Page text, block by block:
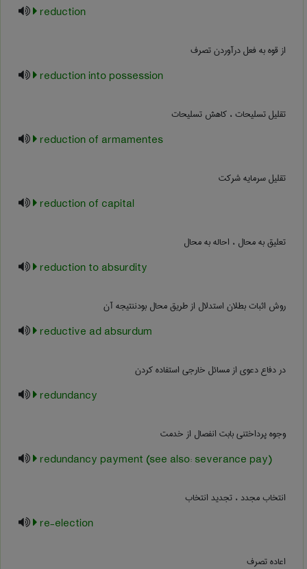
reduction
از قوه به فعل درآوردن تصرف
reduction into possession
تقلیل تسلیحات ، کاهش تسلیحات
reduction of armamentes
تقلیل سرمایه شرکت
reduction of capital
تعلیق به محال ، احاله به محال
reduction to absurdity
روش اثبات بطلان استدلال از طریق محال بودننتیجه آن
reductive ad absurdum
در دفاع دعوی از مسائل خارجی استفاده کردن
redundancy
وجوه پرداختنی بابت انفصال از خدمت
redundancy payment (see also: severance pay)
انتخاب مجدد ، تجدید انتخاب
re-election
اعاده تصرف